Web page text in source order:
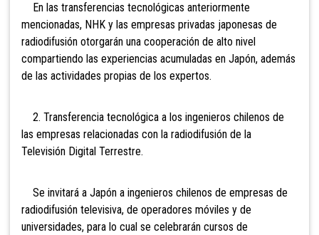
En las transferencias tecnológicas anteriormente
mencionadas, NHK y las empresas privadas japonesas de
radiodifusión otorgarán una cooperación de alto nivel
compartiendo las experiencias acumuladas en Japón, además
de las actividades propias de los expertos.
2. Transferencia tecnológica a los ingenieros chilenos de
las empresas relacionadas con la radiodifusión de la
Televisión Digital Terrestre.
Se invitará a Japón a ingenieros chilenos de empresas de
radiodifusión televisiva, de operadores móviles y de
universidades, para lo cual se celebrarán cursos de